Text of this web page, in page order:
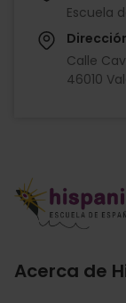
Escuela
Calle
46010
Acerca de
Imagen